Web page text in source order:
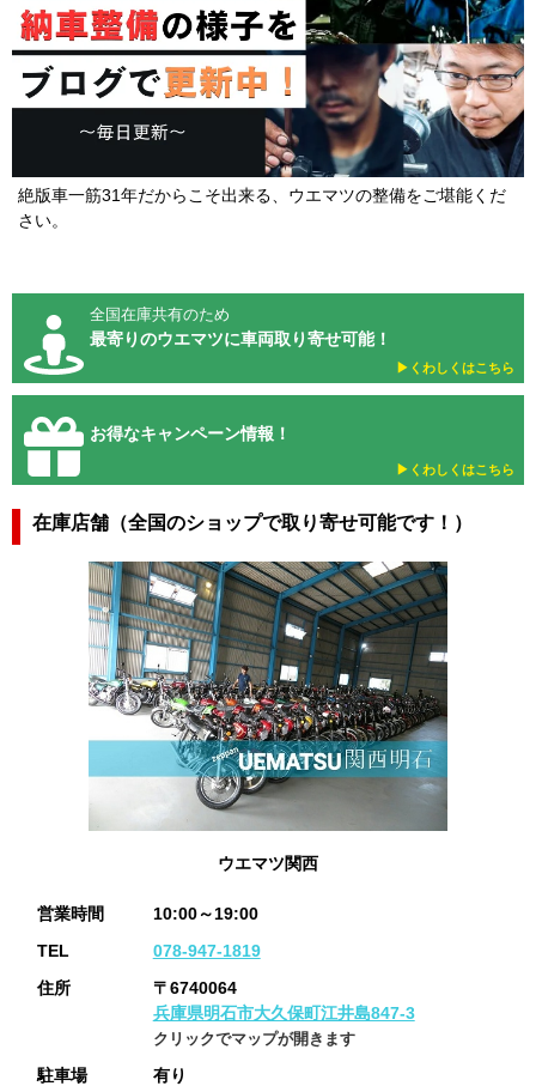
絶版車一筋31年だからこそ出来る、ウエマツの整備をご堪能くだ
さい。
全国在庫共有のため
最寄りのウエマツに車両取り寄せ可能！
▶︎くわしくはこちら
お得なキャンペーン情報！
▶︎くわしくはこちら
在庫店舗（全国のショップで取り寄せ可能です！）
ウエマツ関西
営業時間
10:00～19:00
TEL
078-947-1819
住所
〒6740064
兵庫県明石市大久保町江井島847-3
クリックでマップが開きます
駐車場 有り